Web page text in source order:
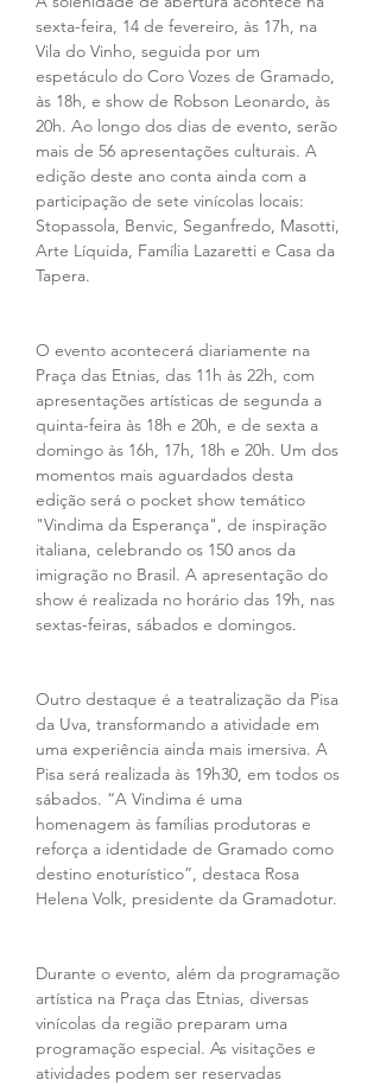
sexta-feira, 14 de fevereiro, às 17h, na
Vila do Vinho, seguida por um
espetáculo do Coro Vozes de Gramado,
às 18h, e show de Robson Leonardo, às
20h. Ao longo dos dias de evento, serão
mais de 56 apresentações culturais. A
edição deste ano conta ainda com a
participação de sete vinícolas locais:
Stopassola, Benvic, Seganfredo, Masotti,
Arte Líquida, Família Lazaretti e Casa da
Tapera.
O evento acontecerá diariamente na
Praça das Etnias, das 11h às 22h, com
apresentações artísticas de segunda a
quinta-feira às 18h e 20h, e de sexta a
domingo às 16h, 17h, 18h e 20h. Um dos
momentos mais aguardados desta
edição será o pocket show temático
"Vindima da Esperança", de inspiração
italiana, celebrando os 150 anos da
imigração no Brasil. A apresentação do
show é realizada no horário das 19h, nas
sextas-feiras, sábados e domingos.
Outro destaque é a teatralização da Pisa
da Uva, transformando a atividade em
uma experiência ainda mais imersiva. A
Pisa será realizada às 19h30, em todos os
sábados. “A Vindima é uma
homenagem às famílias produtoras e
reforça a identidade de Gramado como
destino enoturístico”, destaca Rosa
Helena Volk, presidente da Gramadotur.
Durante o evento, além da programação
artística na Praça das Etnias, diversas
vinícolas da região preparam uma
programação especial. As visitações e
atividades podem ser reservadas